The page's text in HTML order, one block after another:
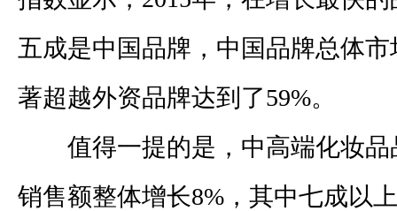
五成是中国品牌，中国品牌总体
著超越外资品牌达到了59%。
值得一提的是，中高端化妆品
销售额整体增长8% ，其中七成以